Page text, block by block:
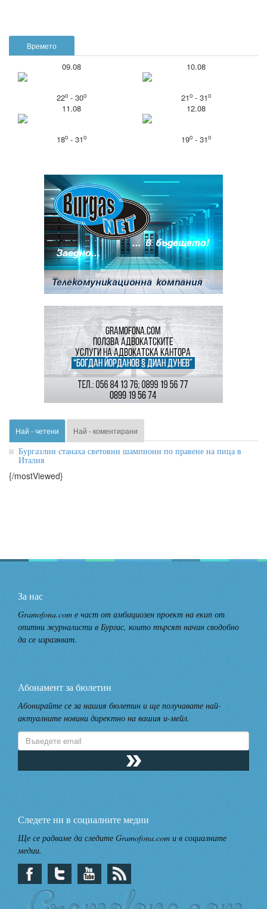
Времето
09.08
22o- 30o
10.08
21o- 31o
11.08
18o- 31o
12.08
19o- 31o
Най - четени Най - коментирани
Бургазлии станаха световни шампиони по правене на пица в
Италия
{/mostViewed}
За нас
Gramofona.com е част от амбициозен проект на екип от
опитни журналисти в Бургас, които търсят начин сводобно
да се изразяват.
Абонамент за бюлетин
Абонирайте се за нашия бюлетин и ще получавате най-
актуалните новини директно на вашия и-мейл.
Следете ни в социалните медии
Ще се радваме да следите Gramofona.com и в социалните
медии.